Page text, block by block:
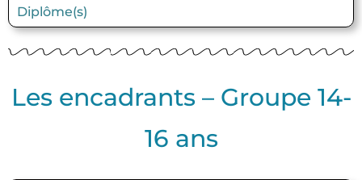
Diplôme(s)
Les encadrants – Groupe 14-
16 ans